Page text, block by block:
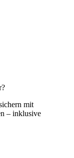
mit
– inklusive